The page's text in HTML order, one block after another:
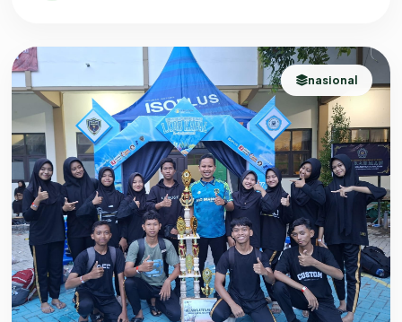
nasional